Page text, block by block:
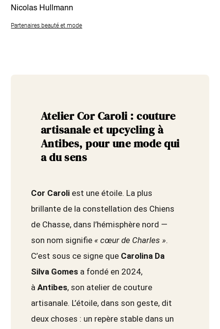
Nicolas Hullmann
Partenaires beauté et mode
Atelier Cor Caroli : couture
artisanale et upcycling à
Antibes, pour une mode qui
a du sens
Cor Caroliest une étoile. La plus
brillante de la constellation des Chiens
de Chasse, dans l’hémisphère nord —
son nom signifie « cœur de Charles ».
C’est sous ce signe que Carolina Da
Silva Gomesa fondé en 2024,
à Antibes, son atelier de couture
artisanale. L’étoile, dans son geste, dit
deux choses : un repère stable dans un